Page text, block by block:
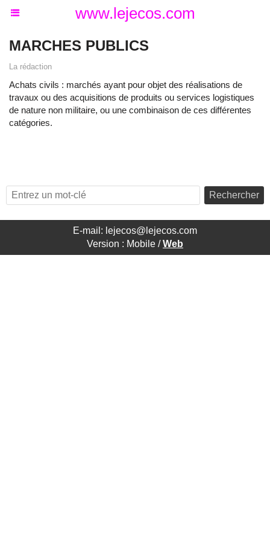
www.lejecos.com
MARCHES PUBLICS
La rédaction
Achats civils : marchés ayant pour objet des réalisations de
travaux ou des acquisitions de produits ou services logistiques
de nature non militaire, ou une combinaison de ces différentes
catégories.
Rechercher
E-mail: lejecos@lejecos.com
Version : Mobile /Web